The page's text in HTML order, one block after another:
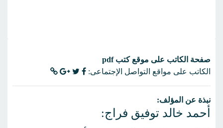
صفحة الكاتب على موقع كتب pdf
الكاتب على مواقع التواصل الإجتماعى:
نبذة عن المؤلف:
أحمد خالد توفيق فراج: